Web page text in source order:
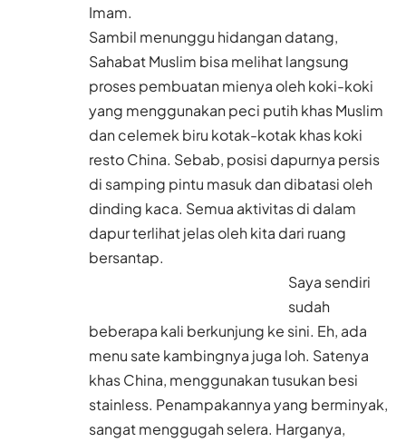
Imam.
Sambil menunggu hidangan datang,
Sahabat Muslim bisa melihat langsung
proses pembuatan mienya oleh koki-koki
yang menggunakan peci putih khas Muslim
dan celemek biru kotak-kotak khas koki
resto China. Sebab, posisi dapurnya persis
di samping pintu masuk dan dibatasi oleh
dinding kaca. Semua aktivitas di dalam
dapur terlihat jelas oleh kita dari ruang
bersantap.
Saya sendiri
sudah
beberapa kali berkunjung ke sini. Eh, ada
menu sate kambingnya juga loh. Satenya
khas China, menggunakan tusukan besi
stainless. Penampakannya yang berminyak,
sangat menggugah selera. Harganya,